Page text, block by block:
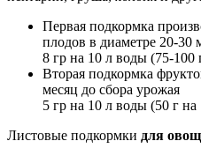
Первая подкормка
плодов в диаметре 20-30
8 гр на 10 л воды (75-100
Вторая подкормка
месяц до сбора урожая
5 гр на 10 л воды (50 г
Листовые подкормки для